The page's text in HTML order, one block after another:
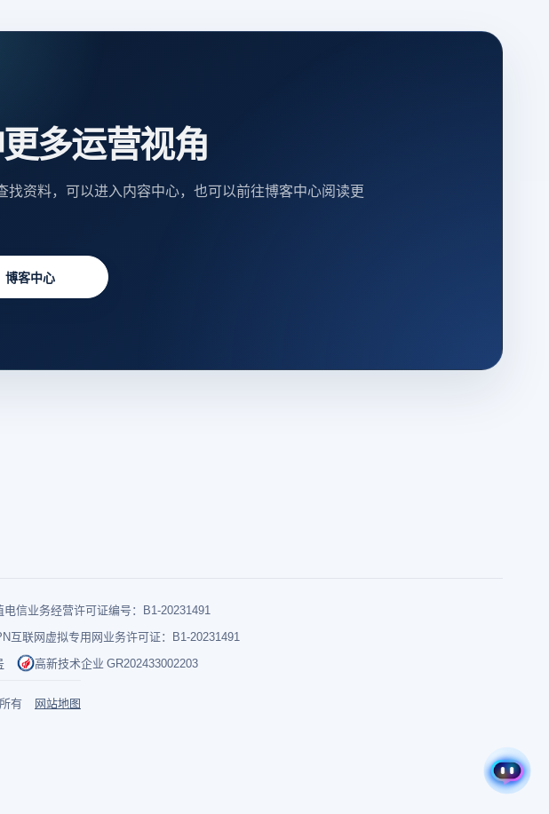
多运营视角
资料，可以进入内容中心，也可以前往博客中心阅读更
博客中心
电信业务经营许可证编号：B1-20231491
互联网虚拟专用网业务许可证：B1-20231491
高新技术企业 GR202433002203
有 网站地图